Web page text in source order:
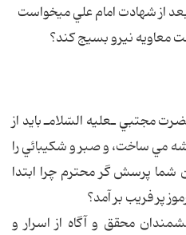
از شهادت امام علي ميخواست
معاويه نيرو بسيج كند؟
بهتر است پرسيده شود كه آيا حضرت مجتبي ـ‎عليه السّلام‎ـ بايد از
مي ساخت، و صبر و شكيبائي را
پرسش گر محترم چرا ابتدا
پر فريب بر آمد؟
محقق و آگاه از اسرار و